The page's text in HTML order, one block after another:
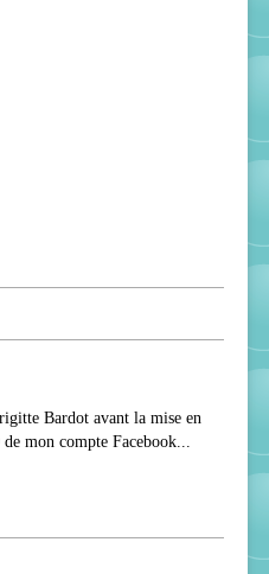
Bardot avant la mise en
mon compte Facebook...